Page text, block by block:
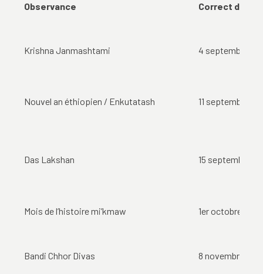
Observance Correct date |
Krishna Janmashtami 4 septembre
Nouvel an éthiopien / Enkutatash 11 septembre
Das Lakshan 15 septembre
Mois de l’histoire mi’kmaw 1er octobre
Bandi Chhor Divas 8 novembre